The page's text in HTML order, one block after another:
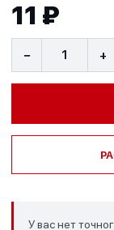
11 ₽
− +
У вас нет